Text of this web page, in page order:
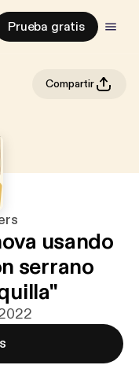
Prueba gratis
Compartir
usando
serrano